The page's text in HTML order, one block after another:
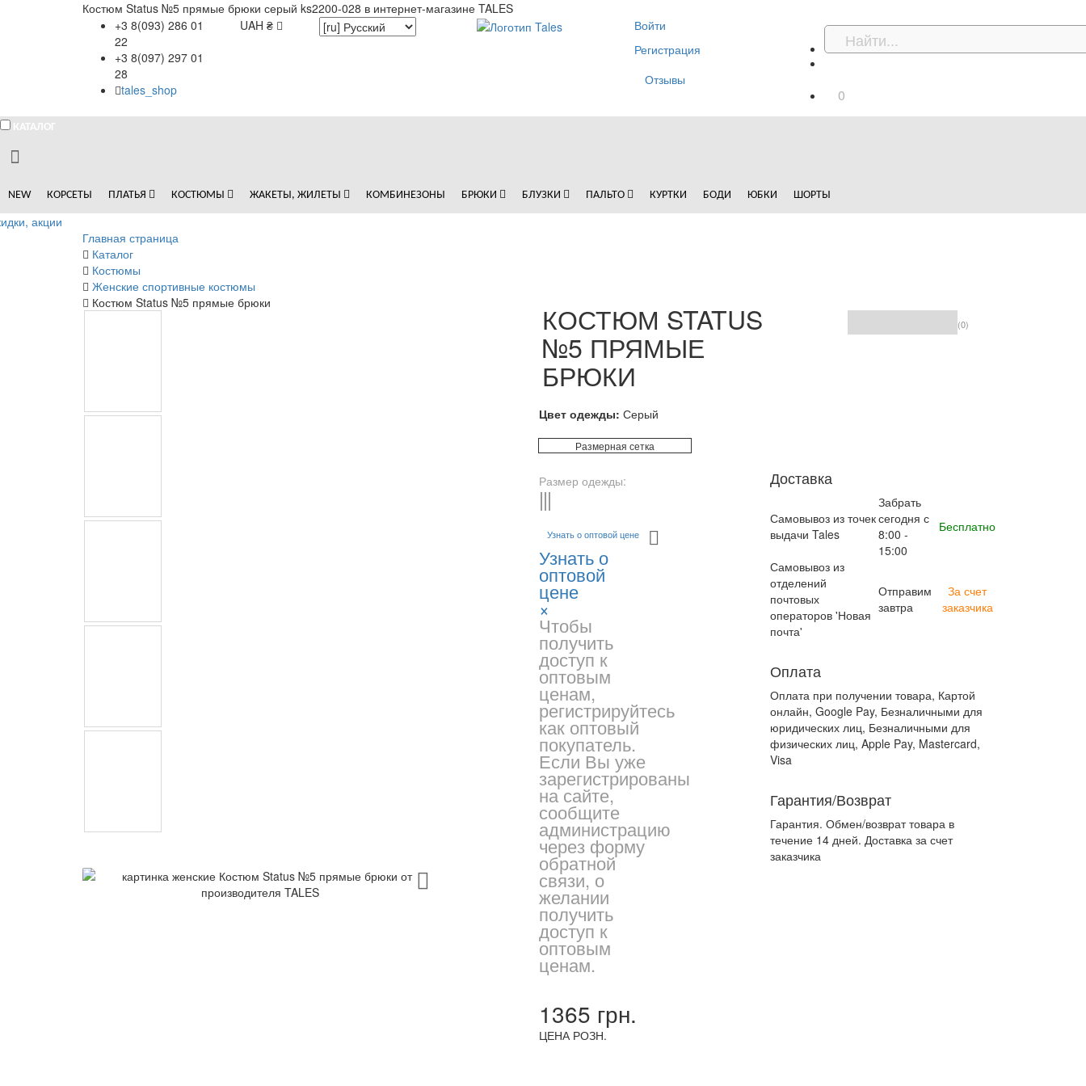
Костюм Status №5 прямые брюки серый ks2200-028 в интернет-магазине TALES
+3 8(093) 286 01
22
+3 8(097) 297 01
28
tales_shop
UAH ₴
Войти
Регистрация
Отзывы
0
КАТАЛОГ
NEW КОРСЕТЫ ПЛАТЬЯ КОСТЮМЫ ЖАКЕТЫ, ЖИЛЕТЫ КОМБИНЕЗОНЫ БРЮКИ БЛУЗКИ ПАЛЬТО КУРТКИ БОДИ ЮБКИ ШОРТЫ
акции
Главная страница
Каталог
Костюмы
Женские спортивные костюмы
Костюм Status №5 прямые брюки
(0)
КОСТЮМ STATUS
№5 ПРЯМЫЕ
БРЮКИ
Цвет одежды: Серый
Размерная сетка
Размер одежды:
Узнать о оптовой цене
Узнать о
оптовой
цене
×
Чтобы
получить
доступ к
оптовым
ценам,
регистрируйтесь
как оптовый
покупатель.
Если Вы уже
зарегистрированы
на сайте,
сообщите
администрацию
через форму
обратной
связи, о
желании
получить
доступ к
оптовым
ценам.
1365 грн.
ЦЕНА РОЗН.
Доставка
Самовывоз из точек
выдачи Tales
Забрать
сегодня с
8:00 -
15:00
Бесплатно
Самовывоз из
отделений
почтовых
операторов 'Новая
почта'
Отправим
завтра
За счет
заказчика
Оплата
Оплата при получении товара, Картой
онлайн, Google Pay, Безналичными для
юридических лиц, Безналичными для
физических лиц, Apple Pay, Mastercard,
Visa
Гарантия/Возврат
Гарантия. Обмен/возврат товара в
течение 14 дней. Доставка за счет
заказчика